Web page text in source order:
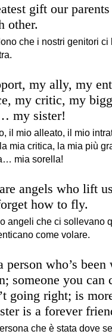
gift our
other.
che i nostri genitori
my ally, my
my critic, my
my sister!
il mio alleato, il mio
mia critica, la mia più
mia sorella!
angels who lift
how to fly.
angeli che ci sollevano
come volare.
person who’s been
someone you can
going right; is
is a forever
che è stata dove